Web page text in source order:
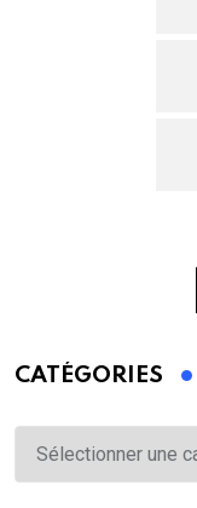
CATÉGORIES
Catégories